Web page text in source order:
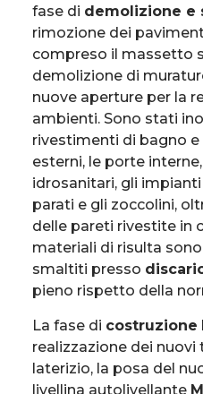
fase di demolizione e
rimozione dei
compreso il massetto
demolizione di
nuove aperture per la
ambienti. Sono stati
rivestimenti di bagno e
esterni, le porte
idrosanitari, gli
parati e gli zoccolini,
delle pareti rivestite in
materiali di risulta
smaltiti presso
pieno rispetto della
La fase di costruzione
realizzazione dei nuovi
laterizio, la posa del
livellina autolivellante